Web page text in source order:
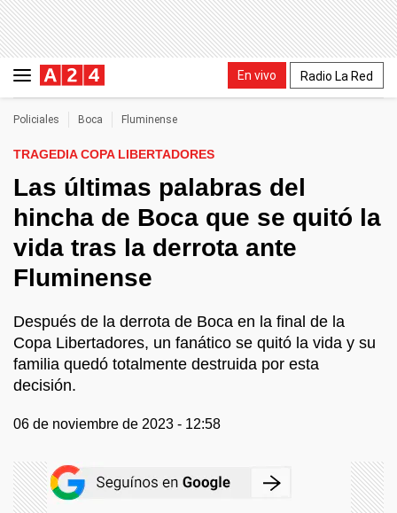
En vivo Radio La Red
Policiales Boca Fluminense
TRAGEDIA COPA LIBERTADORES
Las últimas palabras del
hincha de Boca que se quitó la
vida tras la derrota ante
Fluminense
Después de la derrota de Boca en la final de la
Copa Libertadores, un fanático se quitó la vida y su
familia quedó totalmente destruida por esta
decisión.
06 de noviembre de 2023 - 12:58